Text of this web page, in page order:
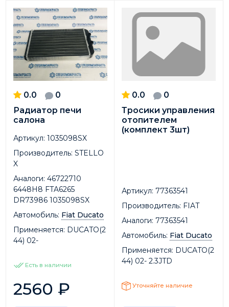
0.0
0
Радиатор печи
салона
Артикул: 1035098SX
Производитель: STELLO
X
Аналоги: 46722710
6448H8 FTA6265
DR73986 1035098SX
Автомобиль: Fiat Ducato
Применяется: DUCATO(2
44) 02-
Есть в наличии
2560 ₽
0.0
0
Тросики управления
отопителем
(комплект 3шт)
Артикул: 77363541
Производитель: FIAT
Аналоги: 77363541
Автомобиль: Fiat Ducato
Применяется: DUCATO(2
44) 02- 2.3JTD
Уточняйте наличие